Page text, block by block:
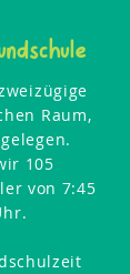
Raum,
105
von 7:45